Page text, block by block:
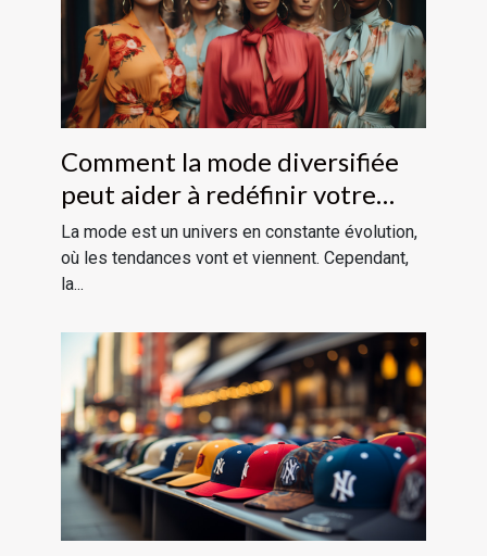
Comment la mode diversifiée
peut aider à redéfinir votre
style
La mode est un univers en constante évolution,
où les tendances vont et viennent. Cependant,
la...